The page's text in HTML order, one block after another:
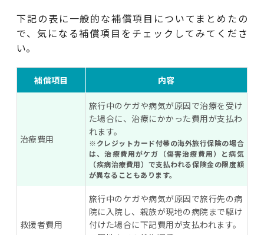
下記の表に一般的な補償項目についてまとめたの
で、気になる補償項目をチェックしてみてくださ
い。
補償項目 内容
治療費用
旅行中のケガや病気が原因で治療を受け
た場合に、治療にかかった費用が支払わ
れます。
※クレジットカード付帯の海外旅行保険の場合
は、治療費用がケガ（傷害治療費用）と病気
（疾病治療費用）で支払われる保険金の限度額
が異なることもあります。
救援者費用
旅行中のケガや病気が原因で旅行先の病
院に入院し、親族が現地の病院まで駆け
付けた場合に下記費用が支払われます。